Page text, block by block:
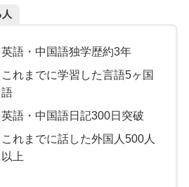
英語・中国語独学歴約3年
これまでに学習した言語5ヶ国
語
英語・中国語日記300日突破
これまでに話した外国人500人
以上